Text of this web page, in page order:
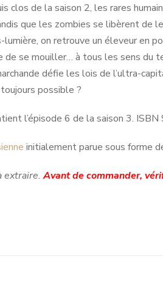
clos de la saison 2, les rares
que les zombies se libèrent de
lumière, on retrouve un éleveur en
de se mouiller… à tous les sens du
défie les lois de l’ultra-
possible ?
l’épisode 6 de la saison 3.
initialement parue sous forme
extraire.Avant de commander,